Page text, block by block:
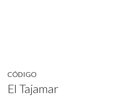
CÓDIGO
El Tajamar